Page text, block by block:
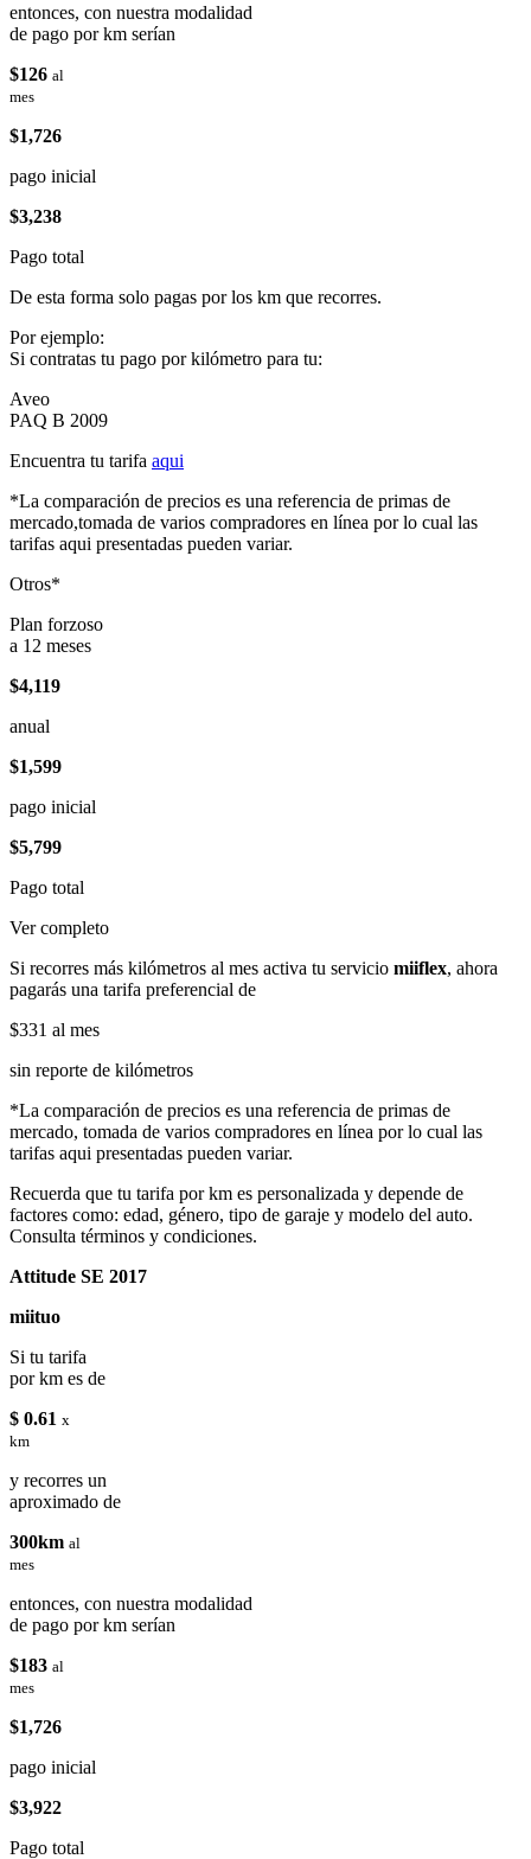
entonces, con nuestra modalidad
de pago por km serían
$126 al
mes
$1,726
pago inicial
$3,238
Pago total
De esta forma solo pagas por los km que recorres.
Por ejemplo:
Si contratas tu pago por kilómetro para tu:
Aveo
PAQ B 2009
Encuentra tu tarifa aqui
*La comparación de precios es una referencia de primas de
mercado,tomada de varios compradores en línea por lo cual las
tarifas aqui presentadas pueden variar.
Otros*
Plan forzoso
a 12 meses
$4,119
anual
$1,599
pago inicial
$5,799
Pago total
Ver completo
Si recorres más kilómetros al mes activa tu servicio miiflex, ahora
pagarás una tarifa preferencial de
$331 al mes
sin reporte de kilómetros
*La comparación de precios es una referencia de primas de
mercado, tomada de varios compradores en línea por lo cual las
tarifas aqui presentadas pueden variar.
Recuerda que tu tarifa por km es personalizada y depende de
factores como: edad, género, tipo de garaje y modelo del auto.
Consulta términos y condiciones.
Attitude SE 2017
miituo
Si tu tarifa
por km es de
$ 0.61 x
km
y recorres un
aproximado de
300km al
mes
entonces, con nuestra modalidad
de pago por km serían
$183 al
mes
$1,726
pago inicial
$3,922
Pago total